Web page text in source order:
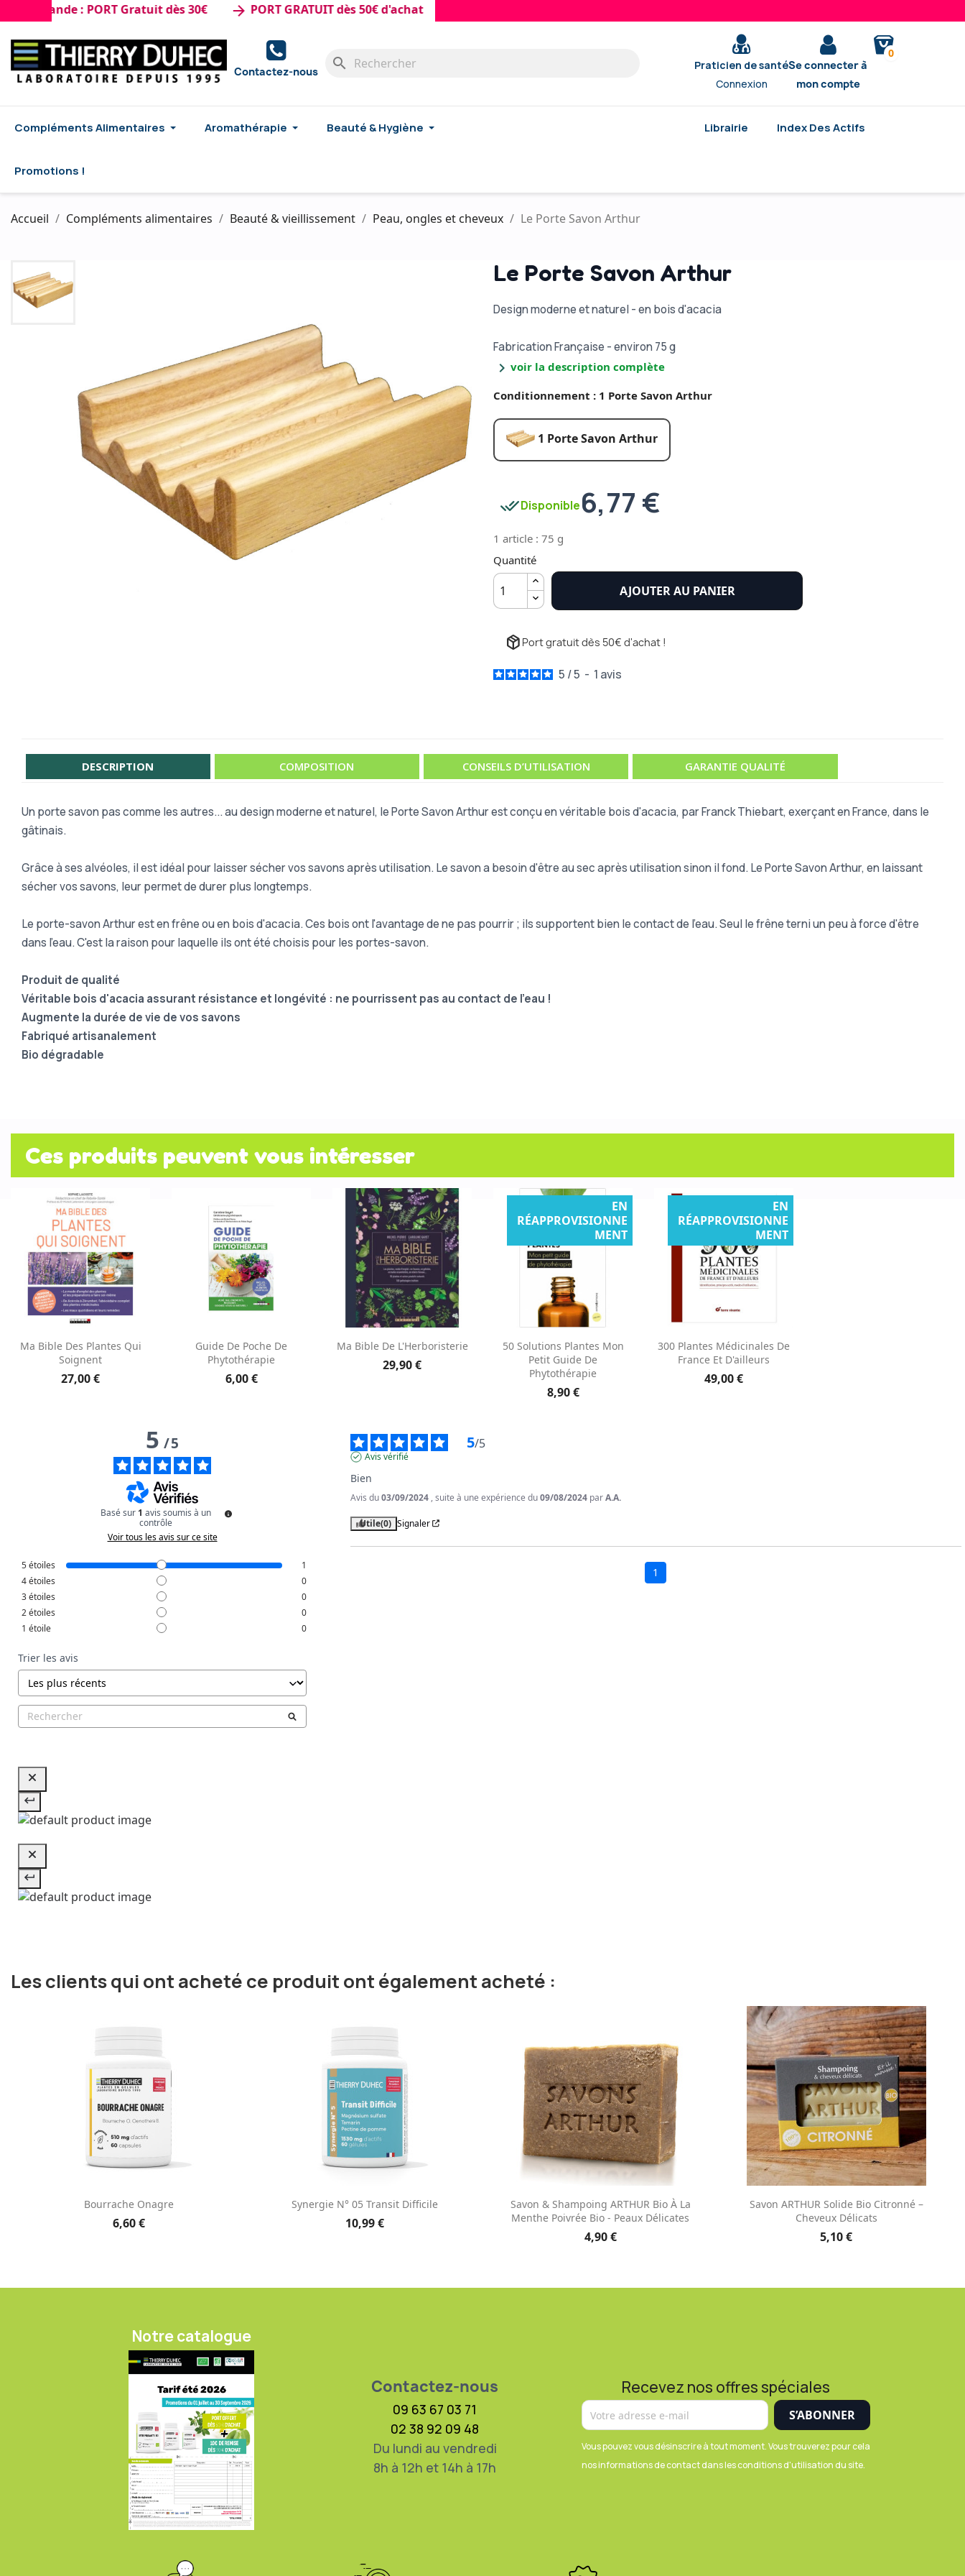
: PORT Gratuit dès 30€ arrow_forward PORT GRATUIT dès 50€ d'achat
Contactez-nous search
Praticien de santé
Connexion
Se connecter à
mon compte
0
Compléments Alimentaires Aromathérapie Beauté & Hygiène Librairie Index Des Actifs
Promotions !
Accueil Compléments alimentaires Beauté & vieillissement Peau, ongles et cheveux Le Porte Savon Arthur
Le Porte Savon Arthur
Design moderne et naturel - en bois d'acacia
Fabrication Française - environ 75 g
chevron_right voir la description complète
Conditionnement : 1 Porte Savon Arthur
1 Porte Savon Arthur
done_allDisponible6,77 €
1 article : 75 g
Quantité
AJOUTER AU PANIER
package_2 Port gratuit dès 50€ d'achat !
5 /5 - 1 avis
DESCRIPTION COMPOSITION CONSEILS D’UTILISATION GARANTIE QUALITÉ
Un porte savon pas comme les autres... au design moderne et naturel, le Porte Savon Arthur est conçu en véritable bois d'acacia, par Franck Thiebart, exerçant en France, dans le
gâtinais.
Grâce à ses alvéoles, il est idéal pour laisser sécher vos savons après utilisation. Le savon a besoin d'être au sec après utilisation sinon il fond. Le Porte Savon Arthur, en laissant
sécher vos savons, leur permet de durer plus longtemps.
Le porte-savon Arthur est en frêne ou en bois d'acacia. Ces bois ont l'avantage de ne pas pourrir ; ils supportent bien le contact de l'eau. Seul le frêne terni un peu à force d'être
dans l'eau. C'est la raison pour laquelle ils ont été choisis pour les portes-savon.
Produit de qualité
Véritable bois d'acacia assurant résistance et longévité : ne pourrissent pas au contact de l'eau !
Augmente la durée de vie de vos savons
Fabriqué artisanalement
Bio dégradable
Ces produits peuvent vous intéresser
Aperçu rapide
Ma Bible Des Plantes Qui
Soignent
27,00 €
Aperçu rapide
Guide De Poche De
Phytothérapie
6,00 €
Aperçu rapide
Ma Bible De L'Herboristerie
29,90 €
Aperçu rapide
50 Solutions Plantes Mon
Petit Guide De
Phytothérapie
8,90 €
EN
RÉAPPROVISIONNE
MENT
Aperçu rapide
300 Plantes Médicinales De
France Et D'ailleurs
49,00 €
EN
RÉAPPROVISIONNE
MENT
5/5
Basé sur 1 avis soumis à un
contrôle
Voir tous les avis sur ce site
5étoiles
1
4étoiles
0
3étoiles
0
2étoiles
0
1 étoile 0
Trier les avis
5/5
Avis vérifié
Bien
Avis du03/09/2024 , suite à une expérience du09/08/2024 parA.A.
Utile(0) Signaler
1
Les clients qui ont acheté ce produit ont également acheté :
Aperçu rapide
Bourrache Onagre
6,60 €
 Aperçu rapide
Synergie N° 05 Transit Difficile
10,99 €
Aperçu rapide
Savon & Shampoing ARTHUR Bio À La
Menthe Poivrée Bio - Peaux Délicates
4,90 €
Aperçu rapide
Savon ARTHUR Solide Bio Citronné –
Cheveux Délicats
5,10 €
Notre catalogue
Contactez-nous
09 63 67 03 71
02 38 92 09 48
Du lundi au vendredi
8h à 12h et 14h à 17h
Recevez nos offres spéciales
Vous pouvez vous désinscrire à tout moment. Vous trouverez pour cela
nos informations de contact dans les conditions d'utilisation du site.